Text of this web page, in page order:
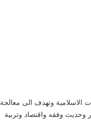
الاسلامية وتهدف الى معالجة
وفقه واقتصاد وتربية